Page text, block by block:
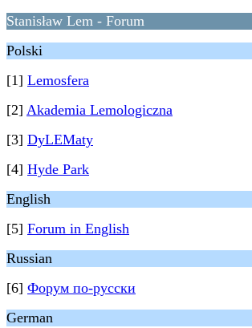
Stanisław Lem - Forum
Polski
[1] Lemosfera
[2] Akademia Lemologiczna
[3] DyLEMaty
[4] Hyde Park
English
[5] Forum in English
Russian
[6] Форум по-русски
German